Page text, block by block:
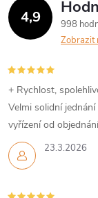
4,9
998
Zobrazit
23.3.2026
+ Rychlost,
Velmi solidní
vyřízení od